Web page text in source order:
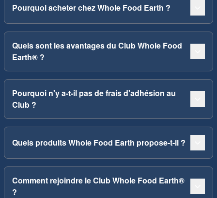
Pourquoi acheter chez Whole Food Earth ?
Quels sont les avantages du Club Whole Food
Earth® ?
Pourquoi n'y a-t-il pas de frais d'adhésion au
Club ?
Quels produits Whole Food Earth propose-t-il ?
Comment rejoindre le Club Whole Food Earth®
?